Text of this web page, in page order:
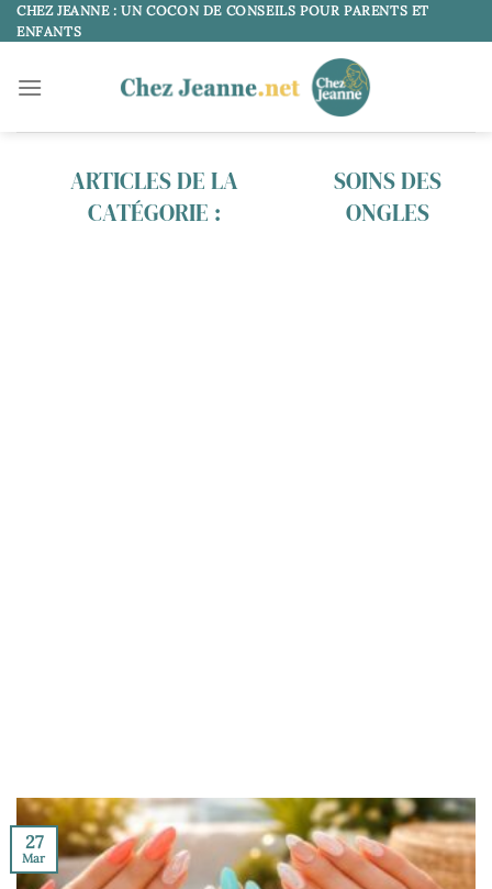
Passer
au
CHEZ JEANNE : UN COCON DE CONSEILS POUR PARENTS ET
ENFANTS
SOINS DES
ONGLES
27
Mar